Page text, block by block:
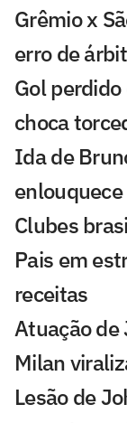
Grêmio x
erro de
Gol
choca
Ida de
Clubes
Pais em
receitas
Atuação de
Milan
Lesão de